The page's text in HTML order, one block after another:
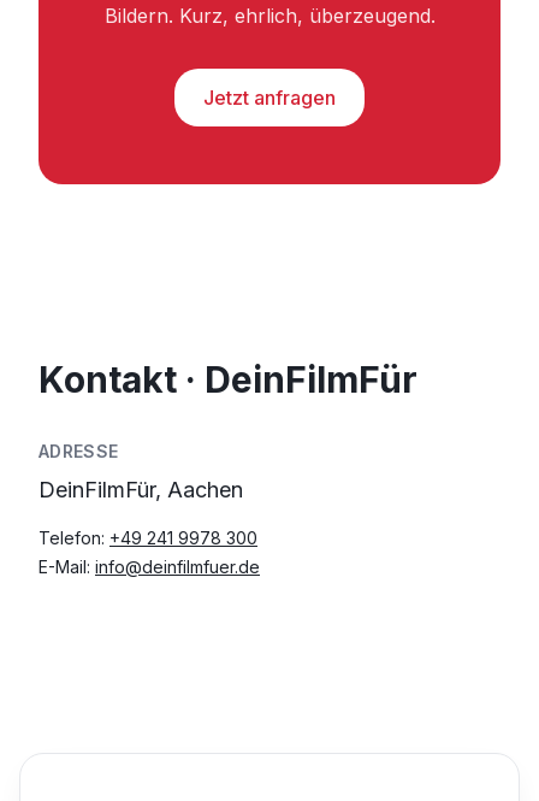
Bildern. Kurz, ehrlich, überzeugend.
Jetzt anfragen
Kontakt · DeinFilmFür
ADRESSE
DeinFilmFür, Aachen
Telefon: +49 241 9978 300
E-Mail: info@deinfilmfuer.de